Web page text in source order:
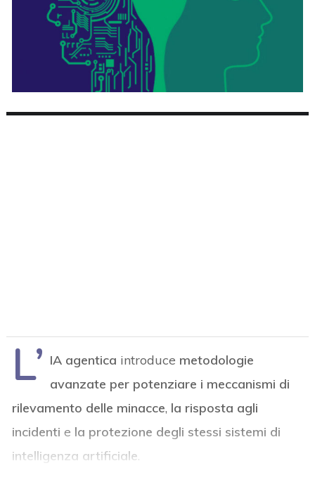
L’ IA agentica introduce metodologie
avanzate per potenziare i meccanismi di
rilevamento delle minacce, la risposta agli
incidenti e la protezione degli stessi sistemi di
intelligenza artificiale.